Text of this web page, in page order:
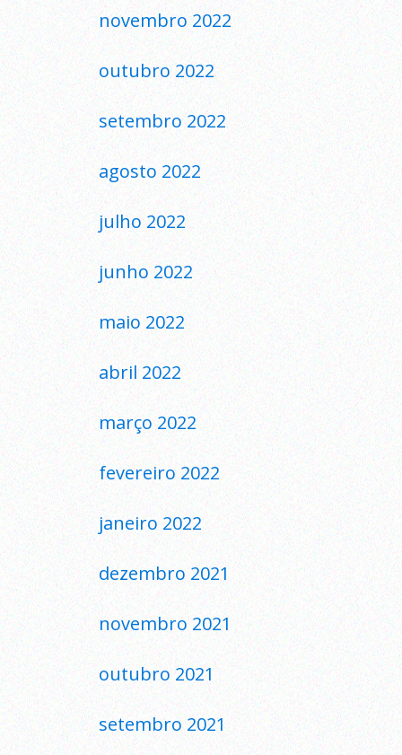
novembro 2022
outubro 2022
setembro 2022
agosto 2022
julho 2022
junho 2022
maio 2022
abril 2022
março 2022
fevereiro 2022
janeiro 2022
dezembro 2021
novembro 2021
outubro 2021
setembro 2021